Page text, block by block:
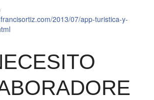
2013/07/app-turistica-y-